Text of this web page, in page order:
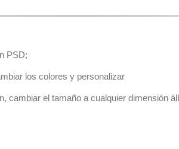
PSD;
los colores y personalizar
cambiar el tamaño a cualquier dimensión